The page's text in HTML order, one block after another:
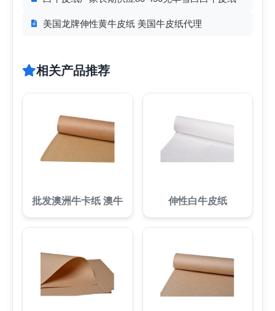
美国龙牌伸性黄牛皮纸 美国牛皮纸代理
相关产品推荐
批发澳洲牛卡纸 澳牛 伸性白牛皮纸